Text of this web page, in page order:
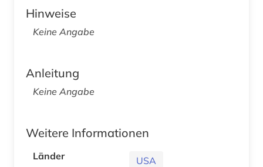
Hinweise
Keine Angabe
Anleitung
Keine Angabe
Weitere Informationen
Länder USA